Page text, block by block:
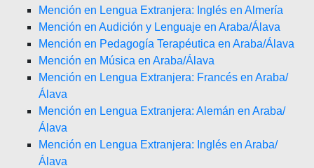
Mención en Lengua Extranjera: Inglés en Almería
Mención en Audición y Lenguaje en Araba/Álava
Mención en Pedagogía Terapéutica en Araba/Álava
Mención en Música en Araba/Álava
Mención en Lengua Extranjera: Francés en Araba/
Álava
Mención en Lengua Extranjera: Alemán en Araba/
Álava
Mención en Lengua Extranjera: Inglés en Araba/
Álava